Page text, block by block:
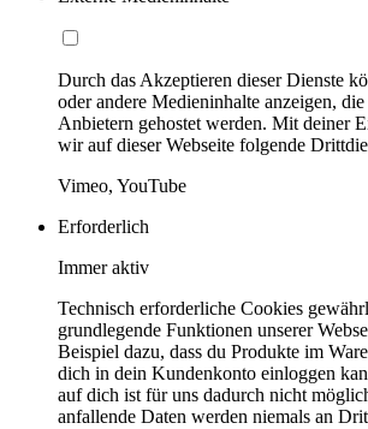
Durch das Akzeptieren dieser Dienste
oder andere Medieninhalte anzeigen,
Anbietern gehostet werden. Mit deiner
wir auf dieser Webseite folgende
Vimeo, YouTube
Erforderlich
Immer aktiv
Technisch erforderliche Cookies
grundlegende Funktionen unserer
Beispiel dazu, dass du Produkte im
dich in dein Kundenkonto einloggen
auf dich ist für uns dadurch nicht
anfallende Daten werden niemals an